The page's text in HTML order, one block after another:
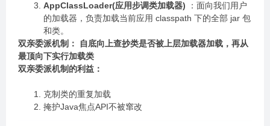
AppClassLoader(应用步调类加载器) ：面向我们用户
的加载器，负责加载当前应用 classpath 下的全部 jar 包
和类。
双亲委派机制：
自底向上查抄类是否被上层加载器加载，再从
最顶向下实行加载类
双亲委派机制的利益：
克制类的重复加载
掩护Java焦点API不被窜改